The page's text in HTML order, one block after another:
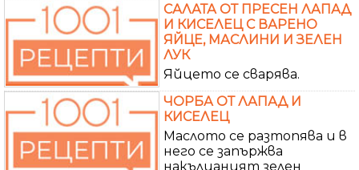
САЛАТА ОТ ПРЕСЕН ЛАПАД
И КИСЕЛЕЦ С ВАРЕНО
ЯЙЦЕ, МАСЛИНИ И ЗЕЛЕН
ЛУК
Яйцето се сварява.
ЧОРБА ОТ ЛАПАД И
КИСЕЛЕЦ
Маслото се разтопява и в
него се запържва
накълцаният зелен